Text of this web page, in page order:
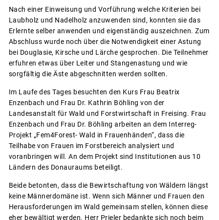
Nach einer Einweisung und Vorführung welche Kriterien bei
Laubholz und Nadelholz anzuwenden sind, konnten sie das
Erlernte selber anwenden und eigenständig auszeichnen. Zum
Abschluss wurde noch über die Notwendigkeit einer Astung
bei Douglasie, Kirsche und Lärche gesprochen. Die Teilnehmer
erfuhren etwas über Leiter und Stangenastung und wie
sorgfältig die Äste abgeschnitten werden sollten.
Im Laufe des Tages besuchten den Kurs Frau Beatrix
Enzenbach und Frau Dr. Kathrin Böhling von der
Landesanstalt für Wald und Forstwirtschaft in Freising. Frau
Enzenbach und Frau Dr. Böhling arbeiten an dem Interreg-
Projekt „Fem4Forest- Wald in Frauenhänden“, dass die
Teilhabe von Frauen im Forstbereich analysiert und
voranbringen will. An dem Projekt sind Institutionen aus 10
Ländern des Donauraums beteiligt.
Beide betonten, dass die Bewirtschaftung von Wäldern längst
keine Männerdomäne ist. Wenn sich Männer und Frauen den
Herausforderungen im Wald gemeinsam stellen, können diese
eher bewältigt werden. Herr Prieler bedankte sich noch beim